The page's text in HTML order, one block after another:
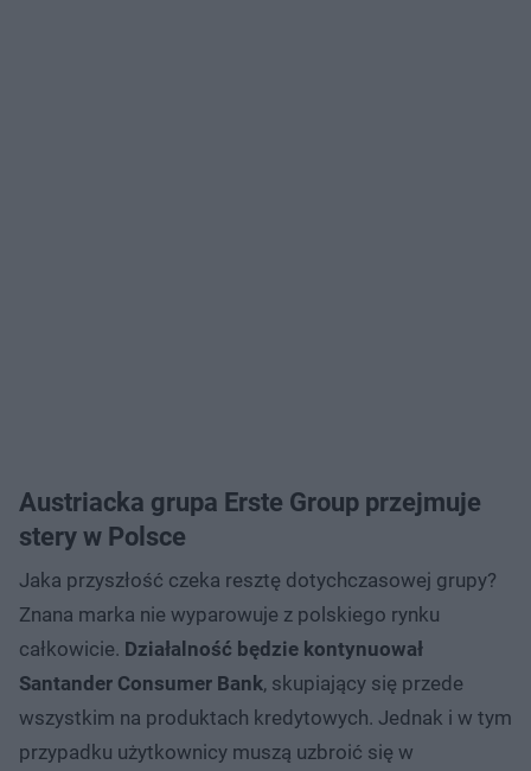
Austriacka grupa Erste Group przejmuje
stery w Polsce
Jaka przyszłość czeka resztę dotychczasowej grupy?
Znana marka nie wyparowuje z polskiego rynku
całkowicie. Działalność będzie kontynuował
Santander Consumer Bank, skupiający się przede
wszystkim na produktach kredytowych. Jednak i w tym
przypadku użytkownicy muszą uzbroić się w